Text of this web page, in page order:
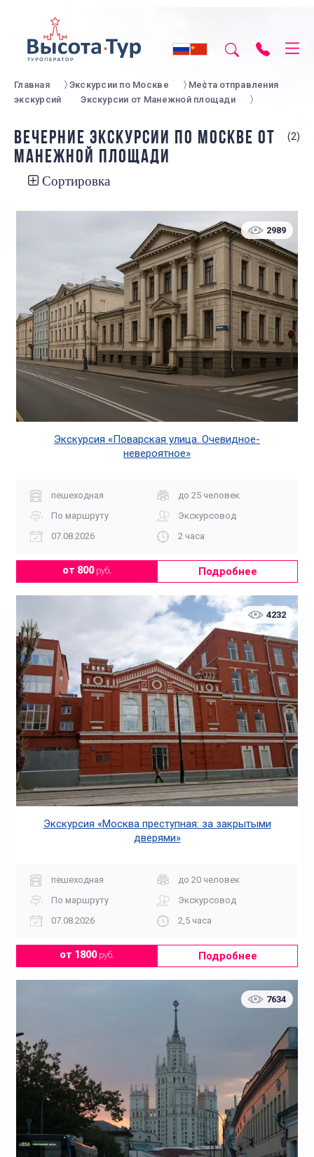
Главная Экскурсии по Москве
Места отправления
экскурсий
Экскурсии от Манежной площади
ВЕЧЕРНИЕ ЭКСКУРСИИ ПО МОСКВЕ ОТ
МАНЕЖНОЙ ПЛОЩАДИ
(2)
Сортировка
2989
Экскурсия «Поварская улица. Очевидное-
невероятное»
пешеходная
до 25 человек
По маршруту
Экскурсовод
07.08.2026
2 часа
от 800руб. Подробнее
4232
Экскурсия «Москва преступная: за закрытыми
дверями»
пешеходная
до 20 человек
По маршруту
Экскурсовод
07.08.2026
2,5 часа
от 1800руб. Подробнее
7634